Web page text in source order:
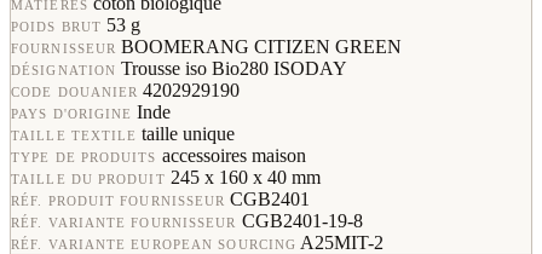
MATIÈRES
POIDS BRUT 53 g
FOURNISSEUR BOOMERANG CITIZEN GREEN
DÉSIGNATION Trousse iso Bio280 ISODAY
CODE DOUANIER 4202929190
PAYS D'ORIGINE Inde
TAILLE TEXTILE taille unique
TYPE DE PRODUITS accessoires maison
TAILLE DU PRODUIT 245 x 160 x 40 mm
RÉF. PRODUIT FOURNISSEUR CGB2401
RÉF. VARIANTE FOURNISSEUR CGB2401-19-8
RÉF. VARIANTE EUROPEAN SOURCING A25MIT-2